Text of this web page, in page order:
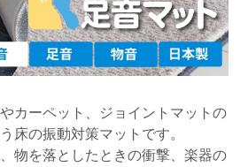
カーペット、ジョイントマットの
床の振動対策マットです。
物を落としたときの衝撃、楽器の